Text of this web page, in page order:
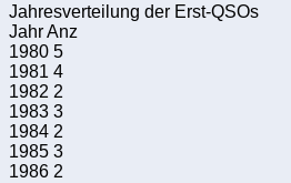
Jahresverteilung der Erst-QSOs
Jahr Anz
1980 5
1981 4
1982 2
1983 3
1984 2
1985 3
1986 2